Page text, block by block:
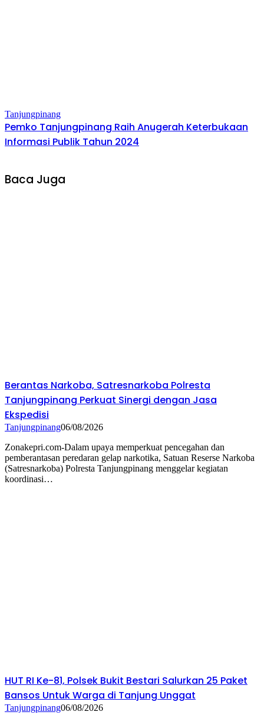
Tanjungpinang
Pemko Tanjungpinang Raih Anugerah Keterbukaan
Informasi Publik Tahun 2024
Baca Juga
Berantas Narkoba, Satresnarkoba Polresta
Tanjungpinang Perkuat Sinergi dengan Jasa
Ekspedisi
Tanjungpinang06/08/2026
Zonakepri.com-Dalam upaya memperkuat pencegahan dan
pemberantasan peredaran gelap narkotika, Satuan Reserse Narkoba
(Satresnarkoba) Polresta Tanjungpinang menggelar kegiatan
koordinasi…
HUT RI Ke-81, Polsek Bukit Bestari Salurkan 25 Paket
Bansos Untuk Warga di Tanjung Unggat
Tanjungpinang06/08/2026